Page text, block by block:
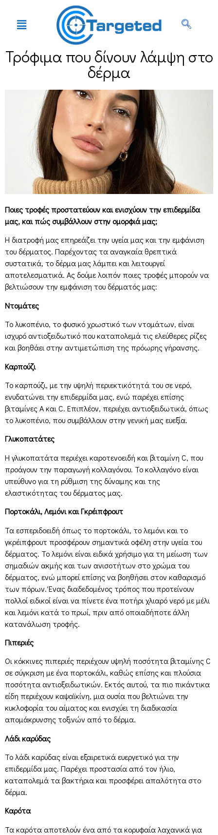
Τρόφιμα που δίνουν λάμψη στο
δέρμα
Ποιες τροφές προστατεύουν και ενισχύουν την επιδερμίδα
μας, και πώς συμβάλλουν στην ομορφιά μας;
Η διατροφή μας επηρεάζει την υγεία μας και την εμφάνιση
του δέρματος. Παρέχοντας τα αναγκαία θρεπτικά
συστατικά, το δέρμα μας λάμπει και λειτουργεί
αποτελεσματικά. Ας δούμε λοιπόν ποιες τροφές μπορούν να
βελτιώσουν την εμφάνιση του δέρματός μας:
Ντομάτες
Το λυκοπένιο, το φυσικό χρωστικό των ντομάτων, είναι
ισχυρό αντιοξειδωτικό που καταπολεμά τις ελεύθερες ρίζες
και βοηθάει στην αντιμετώπιση της πρόωρης γήρανσης.
Καρπούζι
Το καρπούζι, με την υψηλή περιεκτικότητά του σε νερό,
ενυδατώνει την επιδερμίδα μας, ενώ παρέχει επίσης
βιταμίνες Α και C. Επιπλέον, περιέχει αντιοξειδωτικά, όπως
το λυκοπένιο, που συμβάλλουν στην γενική μας ευεξία.
Γλυκοπατάτες
Η γλυκοπατάτα περιέχει καροτενοειδή και βιταμίνη C, που
προάγουν την παραγωγή κολλαγόνου. Το κολλαγόνο είναι
υπεύθυνο για τη ρύθμιση της δύναμης και της
ελαστικότητας του δέρματος μας.
Πορτοκάλι, Λεμόνι και Γκρέιπφρουτ
Τα εσπεριδοειδή όπως το πορτοκάλι, το λεμόνι και το
γκρέιπφρουτ προσφέρουν σημαντικά οφέλη στην υγεία του
δέρματος. Το λεμόνι είναι ειδικά χρήσιμο για τη μείωση των
σημαδιών ακμής και των ανισοτήτων στο χρώμα του
δέρματος, ενώ μπορεί επίσης να βοηθήσει στον καθαρισμό
των πόρων. Ένας διαδεδομένος τρόπος που προτείνουν
πολλοί ειδικοί είναι να πίνετε ένα ποτήρι χλιαρό νερό με μέλι
και λεμόνι κατά το πρωί, πριν από οποιαδήποτε άλλη
κατανάλωση τροφής.
Πιπεριές
Οι κόκκινες πιπεριές περιέχουν υψηλή ποσότητα βιταμίνης C
σε σύγκριση με ένα πορτοκάλι, καθώς επίσης και πλούσια
ποσότητα αντιοξειδωτικών. Εκτός αυτού, τα πιο πικάντικα
είδη περιέχουν καψαϊκίνη, μια ουσία που βελτιώνει την
κυκλοφορία του αίματος και ενισχύει τη διαδικασία
απομάκρυνσης τοξινών από το δέρμα.
Λάδι καρύδας
Το λάδι καρύδας είναι εξαιρετικά ευεργετικό για την
επιδερμίδα μας. Παρέχει προστασία από τον ήλιο,
καταπολεμά τα βακτήρια και προσφέρει απαλότητα στο
δέρμα.
Καρότα
Τα καρότα αποτελούν ένα από τα κορυφαία λαχανικά για